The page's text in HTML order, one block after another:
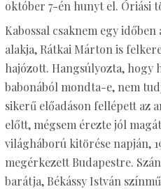
október 7-én hunyt el. Óriási
Kabossal csaknem egy
alakja, Rátkai Márton is
hajózott. Hangsúlyozta, hogy
babonából mondta-e, nem
sikerű előadáson fellépett az
előtt, mégsem érezte jól
világháború kitörése napján,
megérkezett Budapestre.
barátja, Békássy István